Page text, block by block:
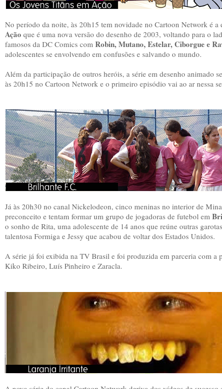
No período da noite, às 20h15 tem novidade no Cartoon Network é a
Ação que é uma nova versão do desenho de 2003, voltando para o
famosos da DC Comics com Robin, Mutano, Estelar, Ciborgue e
adolescentes se envolvendo em confusões e salvando o mundo.
Além da participação de outros heróis, a série em desenho animado
às 20h15 no Cartoon Network e o primeiro episódio vai ao ar nessa
Já às 20h30 no canal Nickelodeon, cinco meninas no interior de
preconceito e tentam formar um grupo de jogadoras de futebol em
o sonho de Rita, uma adolescente de 14 anos que reúne outras
talentosa Formiga e Jessy que acabou de voltar dos Estados Unidos.
A série já foi exibida na TV Brasil e foi produzida em parceria com
Kiko Ribeiro, Luís Pinheiro e Zaracla.